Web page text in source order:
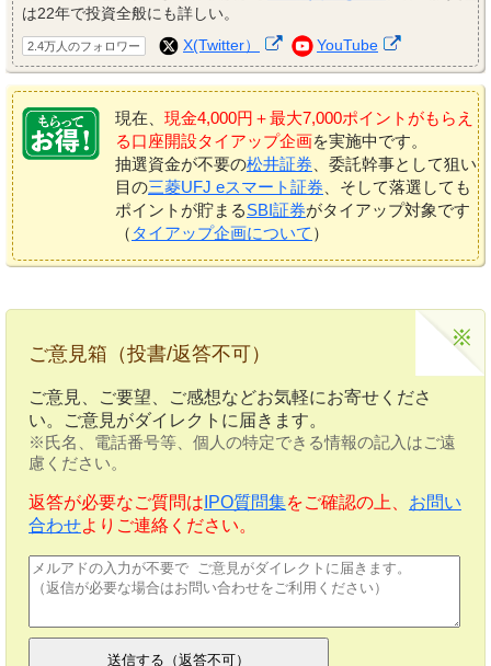
は22年で投資全般にも詳しい。
2.4万人のフォロワー X(Twitter） YouTube
現在、 現金4,000円＋最大7,000ポイントがもらえ
る口座開設タイアップ企画を実施中です。
抽選資金が不要の松井証券 、委託幹事として狙い
目の三菱UFJ eスマート証券 、そして落選しても
ポイントが貯まるSBI証券がタイアップ対象です
（ タイアップ企画について ）
ご意見箱（投書/返答不可）
ご意見、ご要望、ご感想などお気軽にお寄せくださ
い。ご意見がダイレクトに届きます。
※氏名、電話番号等、個人の特定できる情報の記入はご遠
慮ください。
返答が必要なご質問は IPO質問集をご確認の上、 お問い
合わせよりご連絡ください。